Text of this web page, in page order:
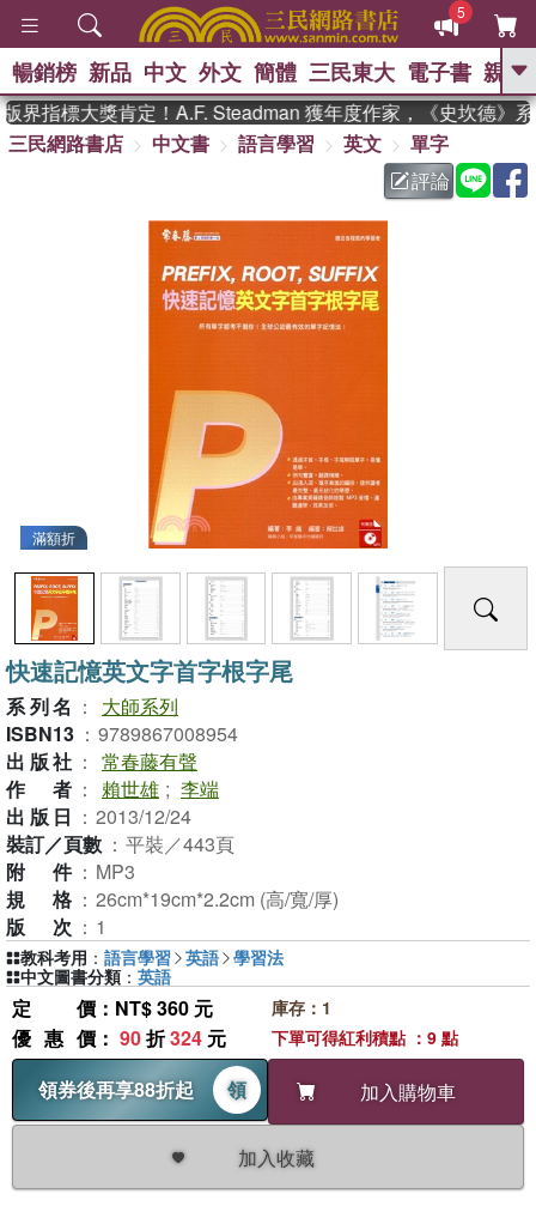
5
GO
熱搜： 東野圭吾 、 高希均教授回憶錄
父親節 、 花開錦
方念華 、 台灣的
李登輝時代 、 數學女孩：黎曼猜想
偉大的迷走神經 、
群喵 、 臺灣漫遊錄
暢銷榜 新品 中文 外文 簡體 三民東大 電子書 親子
指標大獎肯定！A.F. Steadman 獲年度作家，《史坎德》系
三民網路書店
中文書 語言學習 英文
單字
評論
滿額折
快速記憶英文字首字根字尾
系列名 ：
大師系列
ISBN13 ： 9789867008954
出版社 ： 常春藤有聲
作者 ： 賴世雄 ; 李端
出版日 ： 2013/12/24
裝訂／頁數 ： 平裝／443頁
附件 ： MP3
規格 ： 26cm*19cm*2.2cm (高/寬/厚)
版次 ： 1
定價 ：NT$ 360 元
優惠價 ： 90折324 元
領券後再享88折起
領 加入購物車
加入收藏
庫存：1
下單可得紅利積點 ：9 點
教科考用 ： 語言學習 英語 學習法
中文圖書分類 ： 英語